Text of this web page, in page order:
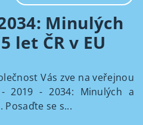
Minulých
let ČR v EU
Vás zve na veřejnou
2019 - 2034: Minulých a
Posaďte se s...